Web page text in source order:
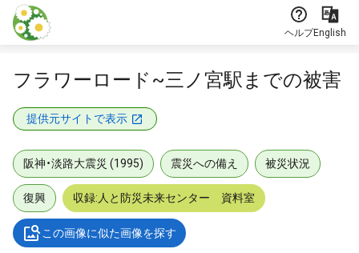
本文に飛ぶ
ヘルプEnglish
フラワーロード~三ノ宮駅までの被害
提供元サイトで表示
阪神・淡路大震災 (1995) 震災への備え 被災状況
復興 収録:人と防災未来センター 資料室
この画像に似た画像を探す